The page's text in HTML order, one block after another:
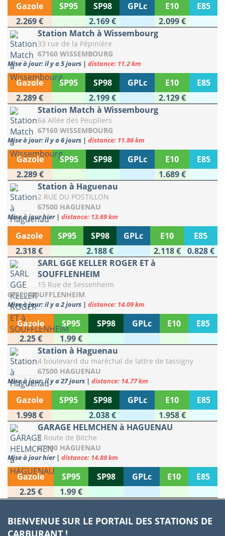
Gazole SP95 SP98 GPLc E10
E85
2.269 €
2.169 €
2.099 €
Station Match à Wissembourg
33 rue de la Pépiniére
67160 WISSEMBOURG
Mise à jour: il y a 5 jours | distance: 11.2 km
Gazole SP95 SP98 GPLc E10
E85
2.289 €
2.199 €
2.129 €
Station Match à Wissembourg
6a Allée des Peupliers
67160 WISSEMBOURG
Mise à jour: il y a 6 jours | distance: 11.86 km
Gazole SP95 SP98 GPLc E10
E85
2.289 €
1.689 €
Station à Haguenau
2 RUE DU POSTILLON
67500 HAGUENAU
Mise à jour hier | distance: 13.69 km
Gazole SP95 SP98 GPLc E10
E85
2.318 €
2.188 € 2.118 €
0.828 €
SARL GGE KELLER ROGER ET à
SOUFFLENHEIM
15 Rue de Sessenheim
67620 SOUFFLENHEIM
Mise à jour: il y a 2 jours | distance: 14.09 km
Gazole SP95 SP98 GPLc E10
E85
2.25 €
1.99 €
Station à Haguenau
4 boulevard du maréchal de lattre de tassigny
67500 HAGUENAU
Mise à jour: il y a 27 jours | distance: 14.77 km
Gazole SP95 SP98 GPLc E10
E85
1.998 €
2.038 €
1.958 €
GARAGE HELMCHEN à HAGUENAU
4 Route de Bitche
67500 HAGUENAU
Mise à jour hier | distance: 14.88 km
Gazole SP95 SP98 GPLc E10
E85
2.25 €
1.99 €
BIENVENUE SUR LE PORTAIL DES STATIONS DE
CARBURANT !